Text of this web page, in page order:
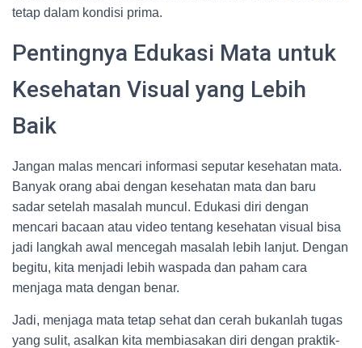
tetap dalam kondisi prima.
Pentingnya Edukasi Mata untuk
Kesehatan Visual yang Lebih
Baik
Jangan malas mencari informasi seputar kesehatan mata.
Banyak orang abai dengan kesehatan mata dan baru
sadar setelah masalah muncul. Edukasi diri dengan
mencari bacaan atau video tentang kesehatan visual bisa
jadi langkah awal mencegah masalah lebih lanjut. Dengan
begitu, kita menjadi lebih waspada dan paham cara
menjaga mata dengan benar.
Jadi, menjaga mata tetap sehat dan cerah bukanlah tugas
yang sulit, asalkan kita membiasakan diri dengan praktik-